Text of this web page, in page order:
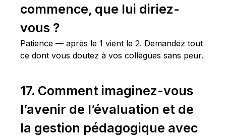
commence, que lui diriez-
vous ?
Patience — après le 1 vient le 2. Demandez tout
ce dont vous doutez à vos collègues sans peur.
17. Comment imaginez-vous
l’avenir de l’évaluation et de
la gestion pédagogique avec